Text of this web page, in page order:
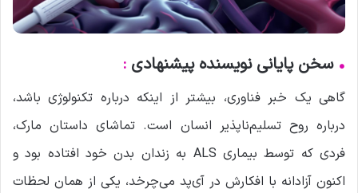
•سخن پایانی نویسنده پیشنهادی :
گاهی یک خبر فناوری، بیشتر از اینکه درباره تکنولوژی باشد،
درباره روح تسلیم‌ناپذیر انسان است. تماشای داستان مارک،
فردی که توسط بیماری ALS به زندان بدن خود افتاده بود و
اکنون آزادانه با افکارش در آی‌پد می‌چرخد، یکی از همان لحظات